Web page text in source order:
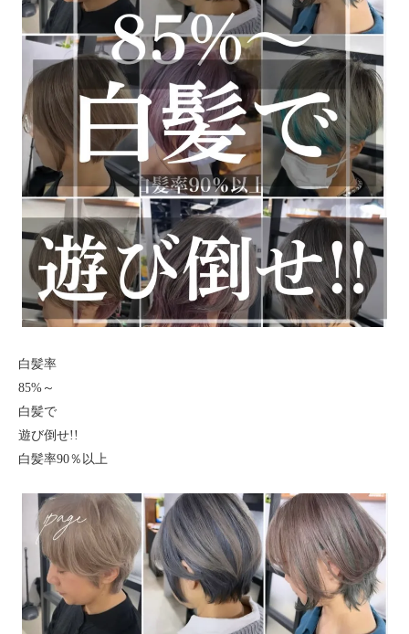
白髪率
85%～
白髪で
遊び倒せ!!
白髪率90％以上